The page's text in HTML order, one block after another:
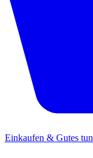
Einkaufen & Gutes tun